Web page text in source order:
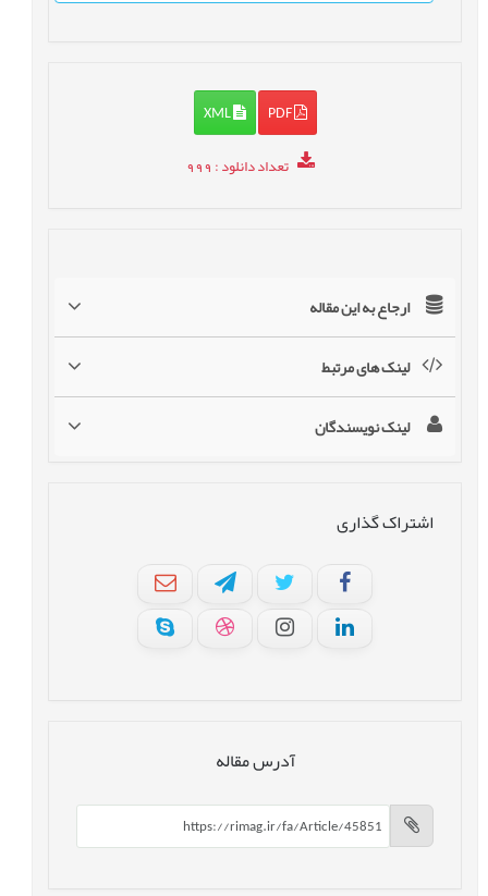
PDF
XML
تعداد دانلود: 999
ارجاع به این مقاله
لینک های مرتبط
لینک نویسندگان
اشتراک گذاری
آدرس مقاله